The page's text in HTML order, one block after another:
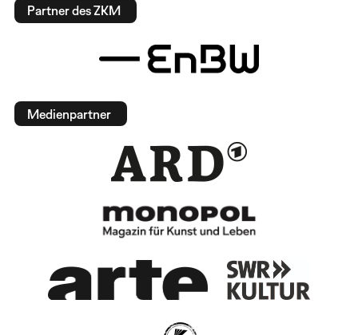
Partner des ZKM
Medienpartner